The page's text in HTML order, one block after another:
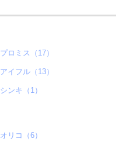
プロミス（17）
アイフル（13）
シンキ（1）
オリコ（6）